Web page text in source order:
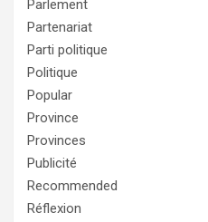
Parlement
Partenariat
Parti politique
Politique
Popular
Province
Provinces
Publicité
Recommended
Réflexion